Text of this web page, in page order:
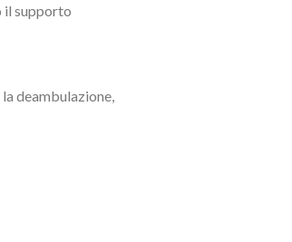
il supporto
deambulazione,